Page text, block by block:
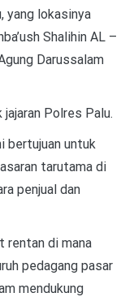
yang lokasinya
Shalihin AL –
Darussalam
Polres Palu.
bertujuan untuk
tarutama di
penjual dan
rentan di mana
pedagang pasar
mendukung